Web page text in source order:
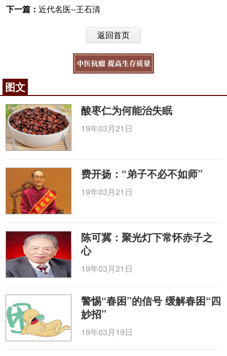
下一篇： 近代名医--王石清
返回首页
图文
酸枣仁为何能治失眠
19年03月21日
费开扬：“弟子不必不如师”
19年03月21日
陈可冀：聚光灯下常怀赤子之
心
19年03月21日
警惕“春困”的信号 缓解春困“四
妙招”
19年03月19日